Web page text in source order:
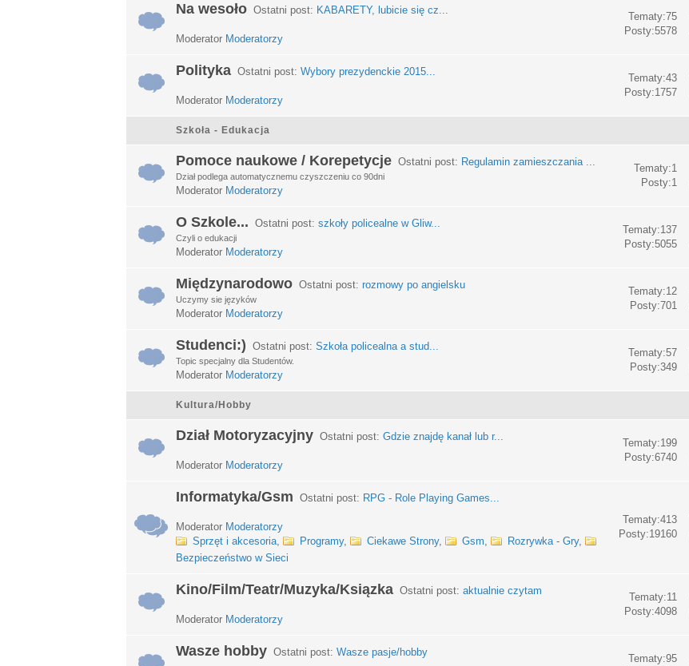
Na wesoło Ostatni post: KABARETY, lubicie się cz...
Moderator Moderatorzy
Tematy:75
Posty:5578
Polityka Ostatni post: Wybory prezydenckie 2015...
Moderator Moderatorzy
Tematy:43
Posty:1757
Szkoła - Edukacja
Pomoce naukowe / Korepetycje Ostatni post: Regulamin zamieszczania ...
Dział podlega automatycznemu czyszczeniu co 90dni
Moderator Moderatorzy
Tematy:1
Posty:1
O Szkole... Ostatni post: szkoły policealne w Gliw...
Czyli o edukacji
Moderator Moderatorzy
Tematy:137
Posty:5055
Międzynarodowo Ostatni post: rozmowy po angielsku
Uczymy sie języków
Moderator Moderatorzy
Tematy:12
Posty:701
Studenci:) Ostatni post: Szkoła policealna a stud...
Topic specjalny dla Studentów.
Moderator Moderatorzy
Tematy:57
Posty:349
Kultura/Hobby
Dział Motoryzacyjny Ostatni post: Gdzie znajdę kanał lub r...
Moderator Moderatorzy
Tematy:199
Posty:6740
Informatyka/Gsm Ostatni post: RPG - Role Playing Games...
Moderator Moderatorzy
Sprzęt i akcesoria, Programy, Ciekawe Strony, Gsm, Rozrywka - Gry,
Bezpieczeństwo w Sieci
Tematy:413
Posty:19160
Kino/Film/Teatr/Muzyka/Ksiązka Ostatni post: aktualnie czytam
Moderator Moderatorzy
Tematy:11
Posty:4098
Wasze hobby Ostatni post: Wasze pasje/hobby
Tematy:95